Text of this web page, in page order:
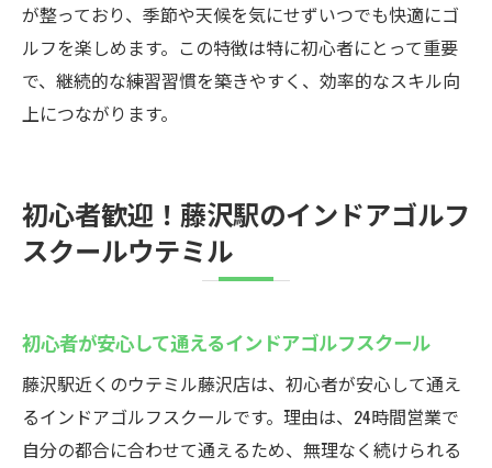
初心者でも安心！藤沢駅のインドアゴルフスク
ールウテミル
インドアゴルフスクールで初心者も気軽に
参加
通い放題で無理なく上達を目指せる環境
個別対応のレッスンで苦手を徹底サポート
24時間営業の強みを活かした練習スタイル
藤沢駅で24時間通えるインドアゴルフスクール
ウテミル
インドアゴルフスクールで朝夜の練習も自
由自在
が整っており、季節や天候を気にせずいつでも快適にゴ
ルフを楽しめます。この特徴は特に初心者にとって重要
で、継続的な練習習慣を築きやすく、効率的なスキル向
上につながります。
初心者歓迎！藤沢駅のインドアゴルフ
スクールウテミル
初心者が安心して通えるインドアゴルフスクール
藤沢駅近くのウテミル藤沢店は、初心者が安心して通え
るインドアゴルフスクールです。理由は、24時間営業で
自分の都合に合わせて通えるため、無理なく続けられる